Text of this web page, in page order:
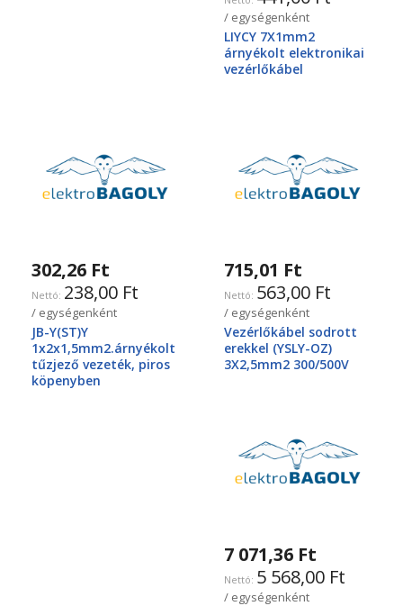
/ egységenként
LIYCY 7X1mm2
árnyékolt elektronikai
vezérlőkábel
302,26 Ft
238,00 Ft
/ egységenként
JB-Y(ST)Y
1x2x1,5mm2.árnyékolt
tűzjező vezeték, piros
köpenyben
715,01 Ft
563,00 Ft
/ egységenként
Vezérlőkábel sodrott
erekkel (YSLY-OZ)
3X2,5mm2 300/500V
7 071,36 Ft
5 568,00 Ft
/ egységenként